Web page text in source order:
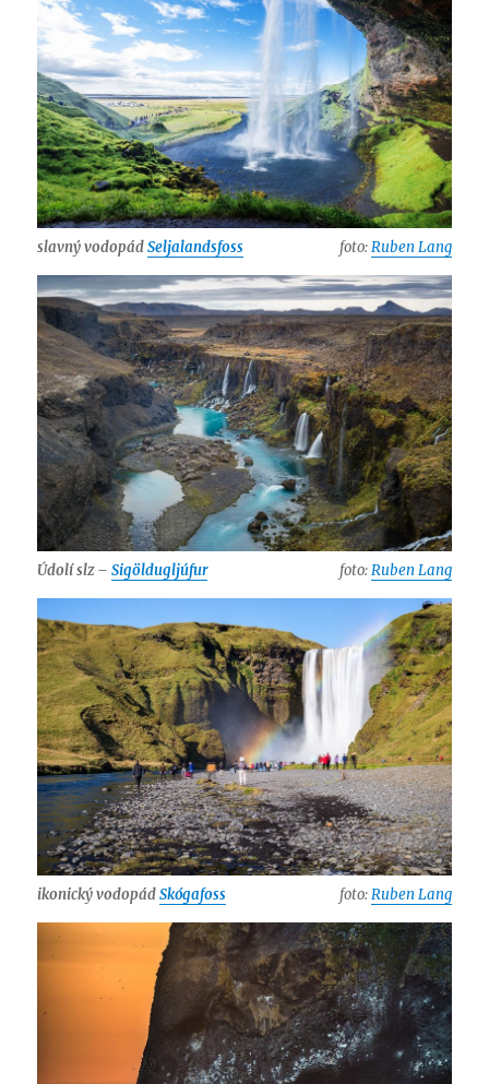
slavný vodopádSeljalandsfoss foto:Ruben Lang
Údolí slz –Sigöldugljúfur foto:Ruben Lang
ikonický vodopádSkógafoss foto:Ruben Lang